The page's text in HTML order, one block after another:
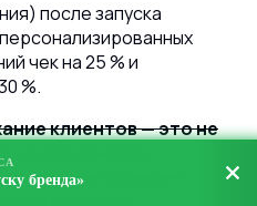
после запуска
чек на 25 % и
%.
клиентов — это не
а его основа.
увеличивает
бренда»